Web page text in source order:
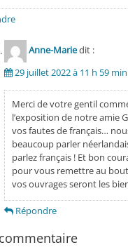
Anne-Mariedit :
29 juillet 2022 à 11 h 59 min
Merci de votre gentil
l’exposition de notre amie
vos fautes de français…
beaucoup parler
parlez français ! Et bon
pour vous remettre au
vos ouvrages seront les
Répondre